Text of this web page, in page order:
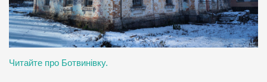
Читайте про Ботвинівку.